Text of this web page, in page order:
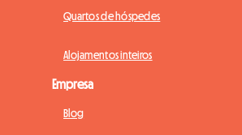
Quartos de hóspedes
Alojamentos inteiros
Empresa
Blog